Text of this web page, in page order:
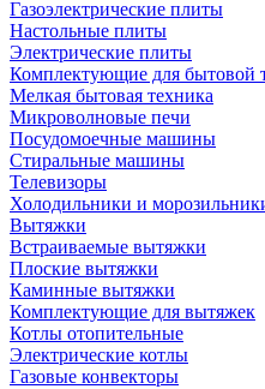
Газоэлектрические плиты
Настольные плиты
Электрические плиты
Комплектующие для бытовой
Мелкая бытовая техника
Микроволновые печи
Посудомоечные машины
Стиральные машины
Телевизоры
Холодильники и
Вытяжки
Встраиваемые вытяжки
Плоские вытяжки
Каминные вытяжки
Комплектующие для вытяжек
Котлы отопительные
Электрические котлы
Газовые конвекторы